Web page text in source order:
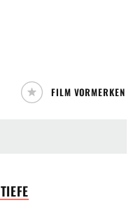
FILM VORMERKEN
TIEFE